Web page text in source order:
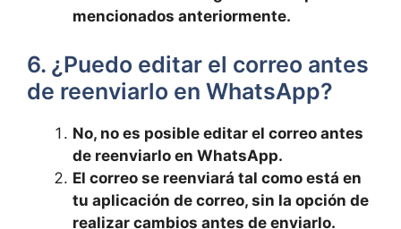
mencionados anteriormente.
6. ¿Puedo editar⁤ el correo antes
de reenviarlo en ⁣WhatsApp?
No, no ‌es ⁢posible editar ​el correo antes⁢
de reenviarlo en WhatsApp.
El ​correo se reenviará tal como está en
⁤tu aplicación de correo, sin la‍ opción de
realizar cambios antes ⁤de enviarlo.